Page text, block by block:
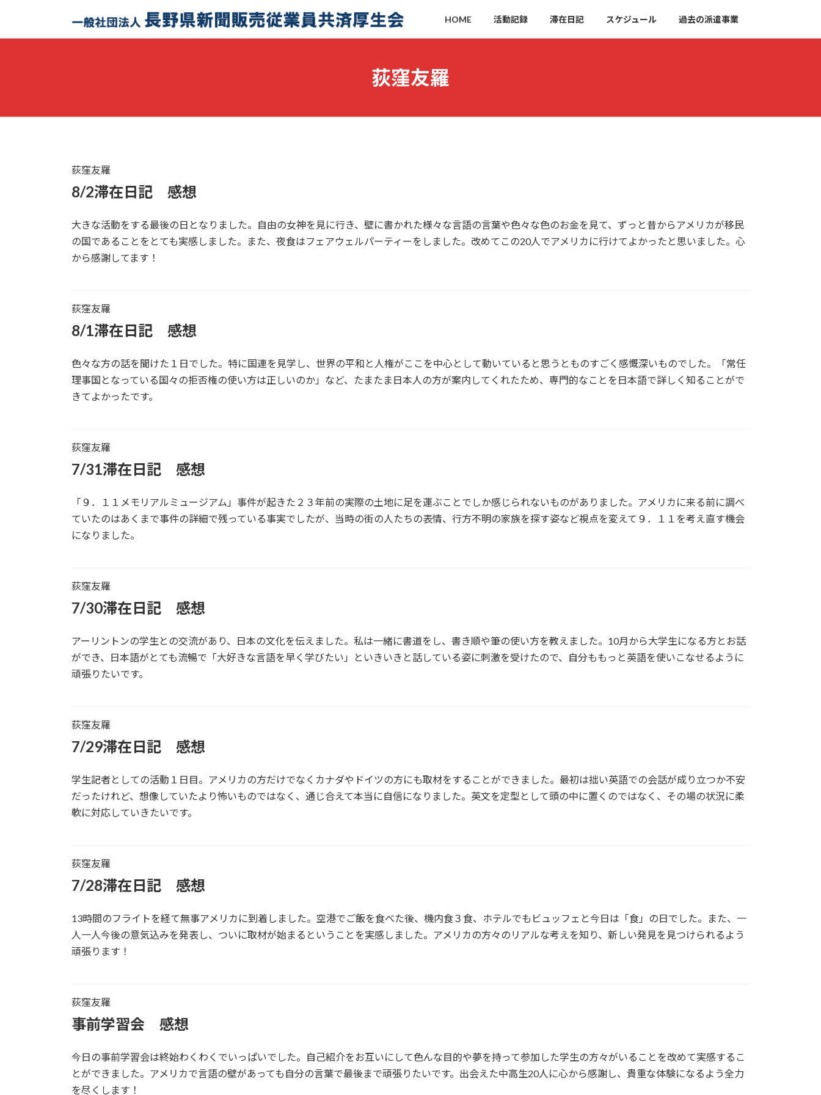
テ
ゲ
HOME 活動記録 滞在日記 スケジュール 過去の派遣事業
荻窪友羅
荻窪友羅
8/2滞在日記 感想
大きな活動をする最後の日となりました。自由の女神を見に行き、壁に書かれた様々な言語の言葉や色々な色のお金を見て、ずっと昔からアメリカが移民
の国であることをとても実感しました。また、夜食はフェアウェルパーティーをしました。改めてこの20人でアメリカに行けてよかったと思いました。心
から感謝してます！
荻窪友羅
8/1滞在日記 感想
色々な方の話を聞けた１日でした。特に国連を見学し、世界の平和と人権がここを中心として動いていると思うとものすごく感慨深いものでした。「常任
理事国となっている国々の拒否権の使い方は正しいのか」など、たまたま日本人の方が案内してくれたため、専門的なことを日本語で詳しく知ることがで
きてよかったです。
荻窪友羅
7/31滞在日記 感想
「９．１１メモリアルミュージアム」事件が起きた２３年前の実際の土地に足を運ぶことでしか感じられないものがありました。アメリカに来る前に調べ
ていたのはあくまで事件の詳細で残っている事実でしたが、当時の街の人たちの表情、行方不明の家族を探す姿など視点を変えて９．１１を考え直す機会
になりました。
荻窪友羅
7/30滞在日記 感想
アーリントンの学生との交流があり、日本の文化を伝えました。私は一緒に書道をし、書き順や筆の使い方を教えました。10月から大学生になる方とお話
ができ、日本語がとても流暢で「大好きな言語を早く学びたい」といきいきと話している姿に刺激を受けたので、自分ももっと英語を使いこなせるように
頑張りたいです。
荻窪友羅
7/29滞在日記 感想
学生記者としての活動１日目。アメリカの方だけでなくカナダやドイツの方にも取材をすることができました。最初は拙い英語での会話が成り立つか不安
だったけれど、想像していたより怖いものではなく、通じ合えて本当に自信になりました。英文を定型として頭の中に置くのではなく、その場の状況に柔
軟に対応していきたいです。
荻窪友羅
7/28滞在日記 感想
13時間のフライトを経て無事アメリカに到着しました。空港でご飯を食べた後、機内食３食、ホテルでもビュッフェと今日は「食」の日でした。また、一
人一人今後の意気込みを発表し、ついに取材が始まるということを実感しました。アメリカの方々のリアルな考えを知り、新しい発見を見つけられるよう
頑張ります！
荻窪友羅
事前学習会 感想
今日の事前学習会は終始わくわくでいっぱいでした。自己紹介をお互いにして色んな目的や夢を持って参加した学生の方々がいることを改めて実感するこ
とができました。アメリカで言語の壁があっても自分の言葉で最後まで頑張りたいです。出会えた中高生20人に心から感謝し、貴重な体験になるよう全力
を尽くします！